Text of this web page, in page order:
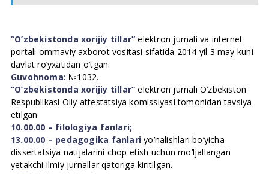
“O’zbekistonda xorijiy tillar” elektron jurnali va internet
portali ommaviy axborot vositasi sifatida 2014 yil 3 may kuni
davlat ro’yxatidan o’tgan.
Guvohnoma: №1032.
“O’zbekistonda xorijiy tillar” elektron jurnali O’zbekiston
Respublikasi Oliy attestatsiya komissiyasi tomonidan tavsiya
etilgan
10.00.00 – filologiya fanlari;
13.00.00 – pedagogika fanlari yo’nalishlari bo’yicha
dissertatsiya natijalarini chop etish uchun mo’ljallangan
yetakchi ilmiy jurnallar qatoriga kiritilgan.